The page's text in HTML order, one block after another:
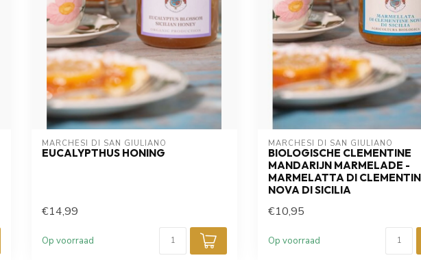
MARCHESI DI SAN GIULIANO
EUCALYPTHUS HONING
€14,99
Op voorraad
MARCHESI DI SAN GIULIANO
BIOLOGISCHE CLEMENTINE
MANDARIJN MARMELADE -
MARMELATTA DI
NOVA DI SICILIA
€10,95
Op voorraad